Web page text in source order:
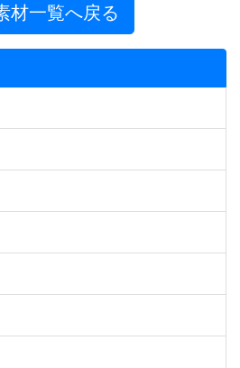
材一覧へ戻る